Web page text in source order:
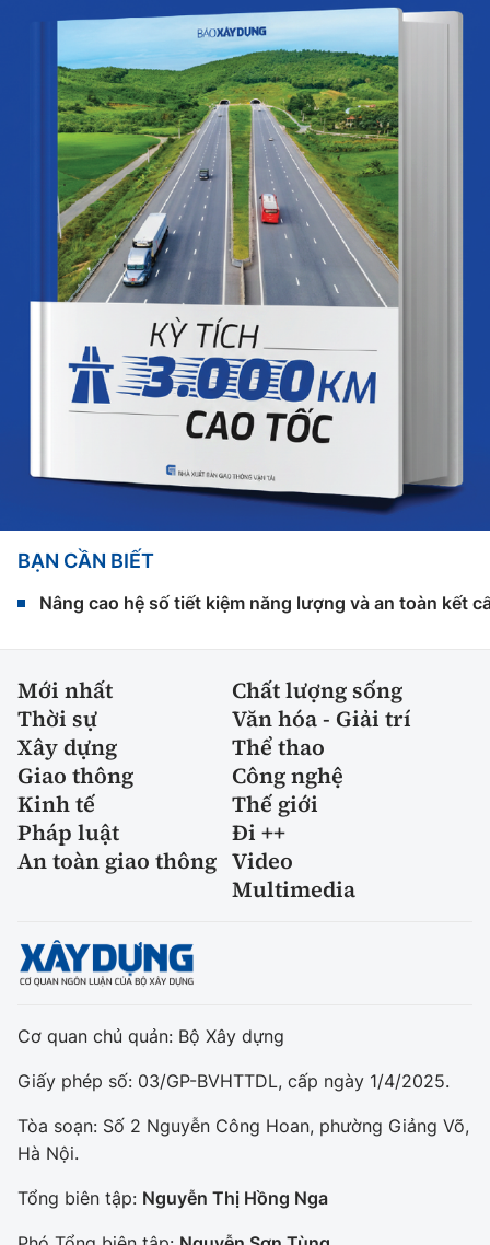
BẠN CẦN BIẾT
Nâng cao hệ số tiết kiệm năng lượng và an toàn kết
Mới nhất
Chất lượng sống
Thời sự
Văn hóa - Giải trí
Xây dựng
Thể thao
Giao thông
Công nghệ
Kinh tế
Thế giới
Pháp luật
Đi ++
An toàn giao thông Video
Multimedia
Cơ quan chủ quản: Bộ Xây dựng
Giấy phép số: 03/GP-BVHTTDL, cấp ngày 1/4/2025.
Tòa soạn: Số 2 Nguyễn Công Hoan, phường Giảng Võ,
Hà Nội.
Tổng biên tập: Nguyễn Thị Hồng Nga